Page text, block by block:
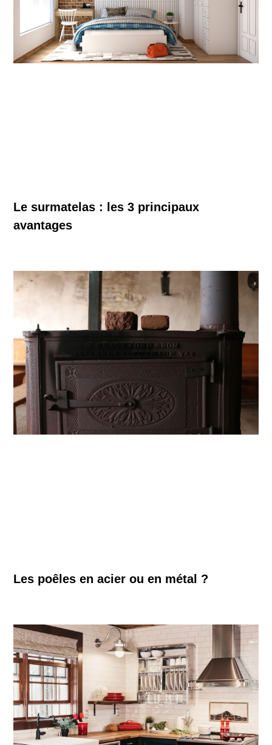
Le surmatelas : les 3 principaux
avantages
Les poêles en acier ou en métal ?